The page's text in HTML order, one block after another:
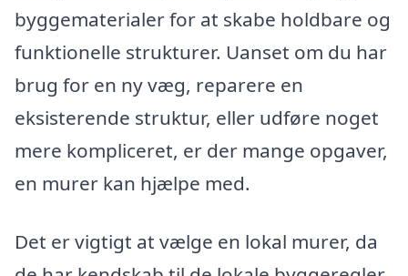
byggematerialer for at skabe holdbare og
funktionelle strukturer. Uanset om du har
brug for en ny væg, reparere en
eksisterende struktur, eller udføre noget
mere kompliceret, er der mange opgaver,
en murer kan hjælpe med.
Det er vigtigt at vælge en lokal murer, da